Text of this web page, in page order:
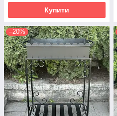
Купити
–20%